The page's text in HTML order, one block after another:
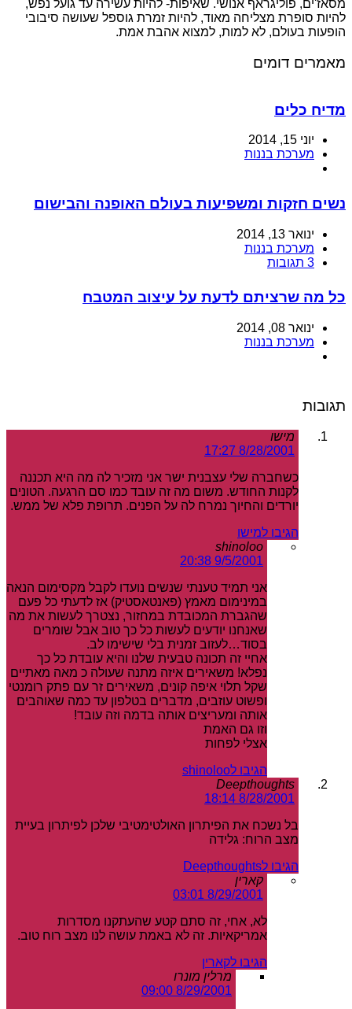
מסאז'ים, פוליגראף אנושי. שאיפות- להיות עשירה עד גועל נפש,
להיות סופרת מצליחה מאוד, להיות זמרת גוספל שעושה סיבובי
הופעות בעולם, לא למות, למצוא אהבת אמת.
מאמרים דומים
מדיח כלים
יוני 15, 2014
מערכת בננות
נשים חזקות ומשפיעות בעולם האופנה והבישום
ינואר 13, 2014
מערכת בננות
3 תגובות
כל מה שרציתם לדעת על עיצוב המטבח
ינואר 08, 2014
מערכת בננות
תגובות
מישו
8/28/2001 17:27
כשחברה שלי עצבנית ישר אני מזכיר לה מה היא תכננה
לקנות החודש. משום מה זה עובד כמו סם הרגעה. הטונים
יורדים והחיוך נמרח לה על הפנים. תרופת פלא של ממש.
הגיבו למישו
shinoloo
9/5/2001 20:38
אני תמיד טענתי שנשים נועדו לקבל מקסימום הנאה
במינימום מאמץ (פאנטאסטיק) אז לדעתי כל פעם
שהגברת המכובדת במחזור, נצטרך לעשות את מה
שאנחנו יודעים לעשות כל כך טוב אבל שומרים
בסוד…לעזוב זמנית בלי שישימו לב.
אחיי זה תכונה טבעית שלנו והיא עובדת כל כך
נפלא! משאירים איזה מתנה שעולה כ מאה מאתיים
שקל תלוי איפה קונים, משאירים זר עם פתק רומנטי
ופשוט עוזבים, מדברים בטלפון עד כמה שאוהבים
אותה ומעריצים אותה בדמה וזה עובד!
וזו גם האמת
אצלי לפחות
הגיבו לshinoloo
Deepthoughts
8/28/2001 18:14
בל נשכח את הפיתרון האולטימטיבי שלכן לפיתרון בעיית
מצב הרוח: גלידה
הגיבו לDeepthoughts
קארין
8/29/2001 03:01
לא, אחי, זה סתם קטע שהעתקנו מסדרות
אמריקאיות. זה לא באמת עושה לנו מצב רוח טוב.
הגיבו לקארין
מרלין מונרו
8/29/2001 09:00